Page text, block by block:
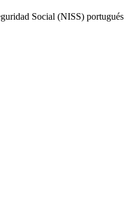
Social (NISS) portugués